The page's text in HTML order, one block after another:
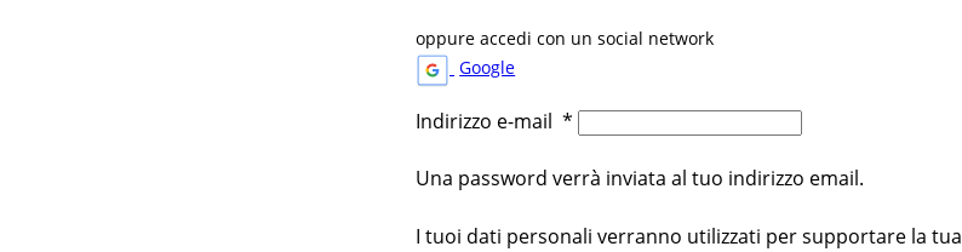
oppure accedi con un social network
Google
Indirizzo e-mail *
Una password verrà inviata al tuo indirizzo email.
I tuoi dati personali verranno utilizzati per supportare la tua